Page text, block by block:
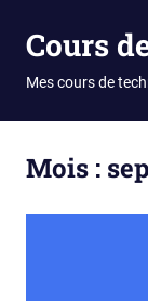
Cours
Mes cours de
Mois :